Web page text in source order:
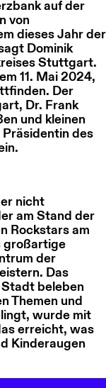
auf der
von
dieses Jahr der
Dominik
Stuttgart.
11. Mai 2024,
Der
Dr. Frank
und kleinen
des
nicht
am Stand der
Rockstars am
großartige
der
Das
beleben
Themen und
wurde mit
erreicht, was
Kinderaugen